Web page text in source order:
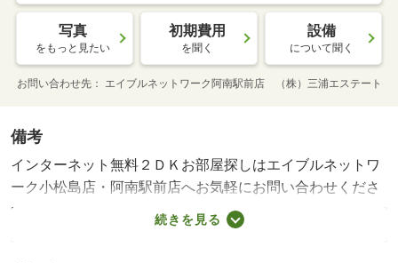
写真
をもっと見たい
初期費用
を聞く
設備
について聞く
お問い合わせ先 エイブルネットワーク阿南駅前店 （株）三浦エステート
備考
インターネット無料２ＤＫお部屋探しはエイブルネットワ
ーク小松島店・阿南駅前店へお気軽にお問い合わせくださ
い！！・賃貸保証等：加入要（日本セーフティー（株）
実費（更新料１年毎１００００円必要））・人気の宝田
続きを見る